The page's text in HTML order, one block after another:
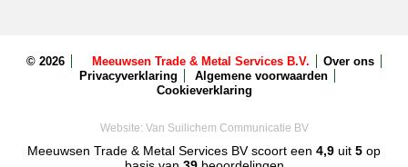
© 2026 Meeuwsen Trade & Metal Services B.V.
Over ons
Privacyverklaring
Algemene voorwaarden
Cookieverklaring
Website: Van Suilichem Communicatie BV
Meeuwsen Trade & Metal Services BVscoort een 4,9 uit 5 op